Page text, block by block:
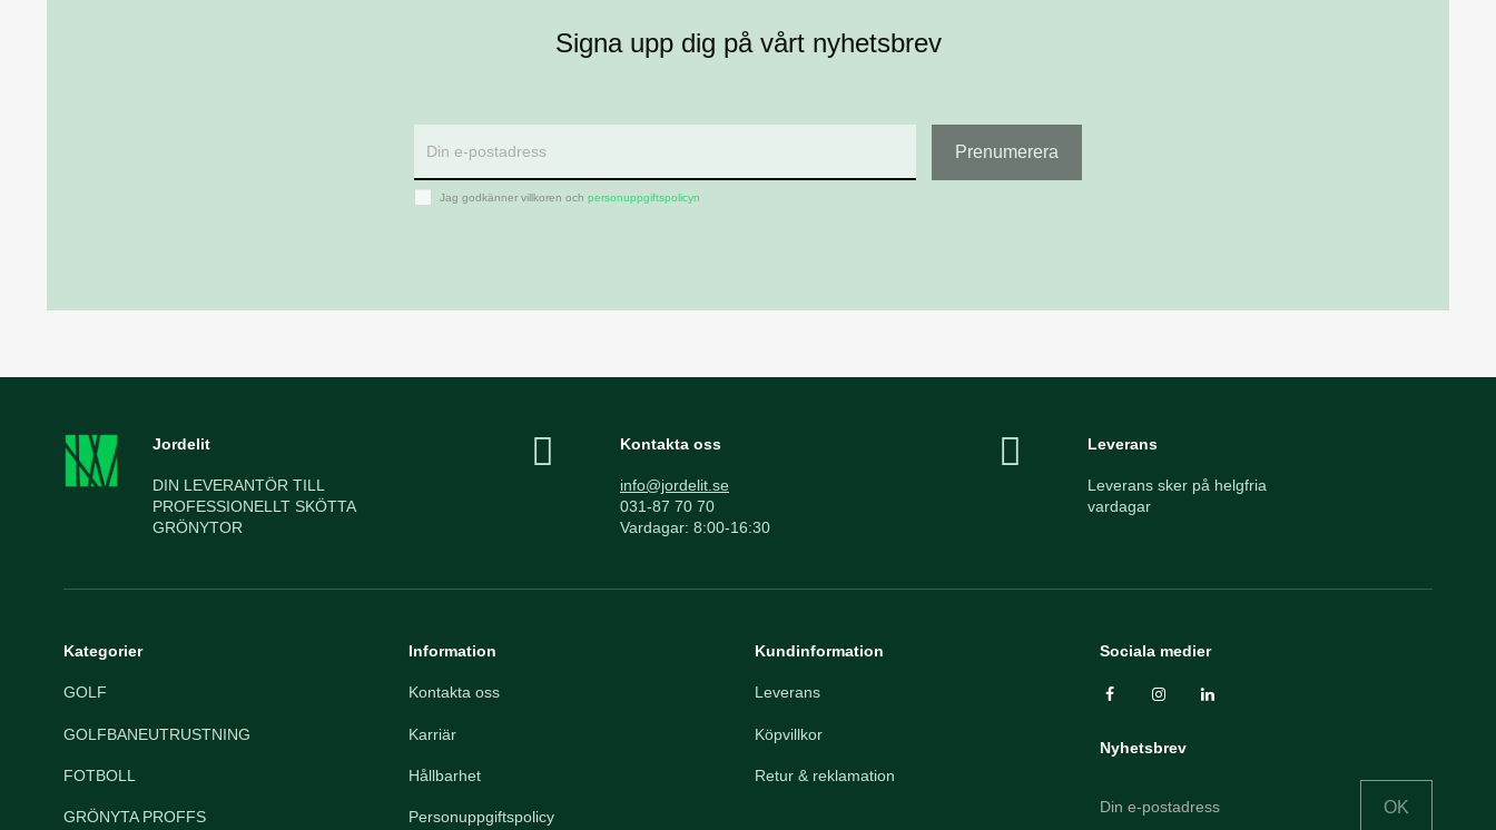
Signa upp dig på vårt nyhetsbrev
Jag godkänner villkoren och personuppgiftspolicyn
Jordelit
DIN LEVERANTÖR TILL
PROFESSIONELLT SKÖTTA
GRÖNYTOR
Kontakta oss
info@jordelit.se
031-87 70 70
Vardagar: 8:00-16:30
Leverans
Leverans sker på helgfria
vardagar
Kategorier
GOLF
GOLFBANEUTRUSTNING
FOTBOLL
GRÖNYTA PROFFS
Information
Kontakta oss
Karriär
Hållbarhet
Personuppgiftspolicy
Kundinformation
Leverans
Köpvillkor
Retur & reklamation
Sociala medier
Nyhetsbrev
OK